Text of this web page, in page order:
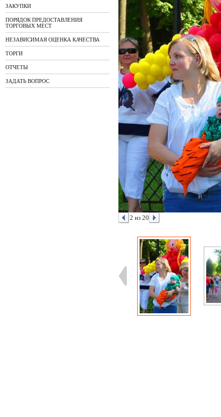
ЗАКУПКИ
ПОРЯДОК ПРЕДОСТАВЛЕНИЯ
ТОРГОВЫХ МЕСТ
НЕЗАВИСИМАЯ ОЦЕНКА КАЧЕСТВА
ТОРГИ
ОТЧЕТЫ
ЗАДАТЬ ВОПРОС
2 из 20